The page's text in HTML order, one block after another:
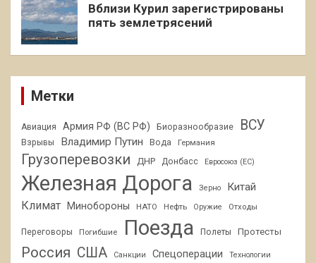
Вблизи Курил зарегистрированы
пять землетрясений
Метки
Авиация Армия РФ (ВС РФ) Биоразнообразие ВСУ
Взрывы Владимир Путин Вода Германия
Грузоперевозки ДНР Донбасс Евросоюз (ЕС)
Железная Дорога Зерно Китай
Климат Минобороны НАТО Нефть Оружие Отходы
Переговоры Погибшие Поезда Полеты Протесты
Россия США Санкции Спецоперации Технологии